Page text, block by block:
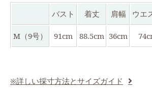
バスト 着丈 肩幅 ウエ
M（9号） 91cm 88.5cm 36cm
※詳しい採寸方法とサイズガイド